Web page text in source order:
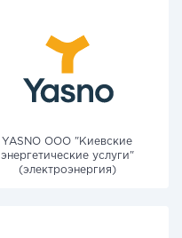
YASNO OOO "Киевские
энергетические услуги"
(электроэнергия)